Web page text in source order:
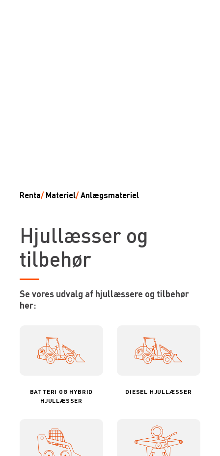
Renta/ Materiel/Anlægsmateriel
Hjullæsser og
tilbehør
Se vores udvalg af hjullæssere og tilbehør
her:
BATTERI OG HYBRID
HJULLÆSSER
DIESEL HJULLÆSSER